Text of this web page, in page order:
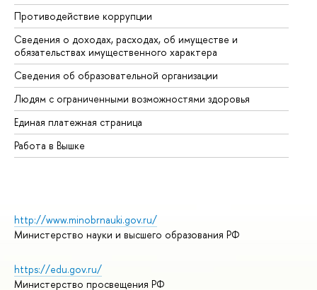
Противодействие коррупции
Сведения о доходах, расходах, об имуществе и
обязательствах имущественного характера
Сведения об образовательной организации
Людям с ограниченными возможностями здоровья
Единая платежная страница
Работа в Вышке
http://www.minobrnauki.gov.ru/
Министерство науки и высшего образования РФ
https://edu.gov.ru/
Министерство просвещения РФ